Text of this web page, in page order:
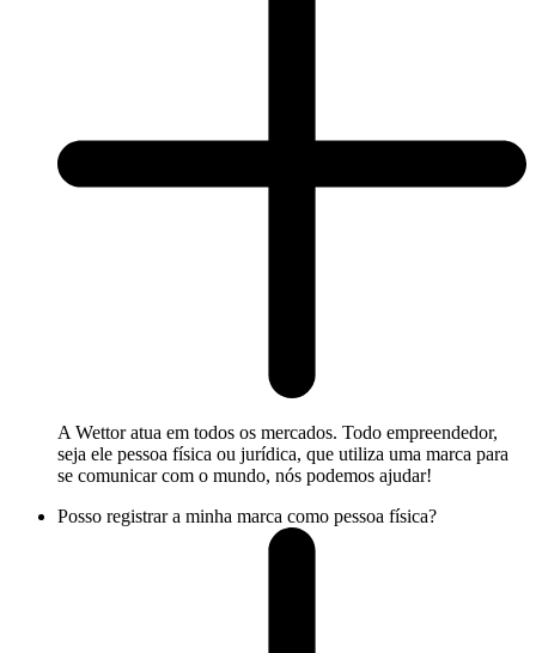
A Wettor atua em todos os mercados. Todo empreendedor,
seja ele pessoa física ou jurídica, que utiliza uma marca para
se comunicar com o mundo, nós podemos ajudar!
Posso registrar a minha marca como pessoa física?